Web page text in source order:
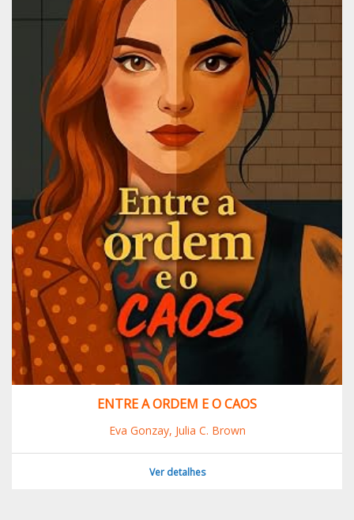
ENTRE A ORDEM E O CAOS
Eva Gonzay, Julia C. Brown
Ver detalhes